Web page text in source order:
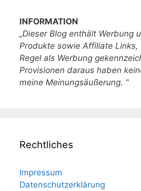
INFORMATION
„Dieser Blog enthält Werbung
Produkte sowie Affiliate Links,
Regel als Werbung
Provisionen daraus haben
meine Meinungsäußerung. “
Rechtliches
Impressum
Datenschutzerklärung